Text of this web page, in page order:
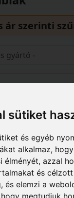
sütiket
és egyéb
alkalmaz,
élményét, azzal
és
és elemzi a
ár szerinti